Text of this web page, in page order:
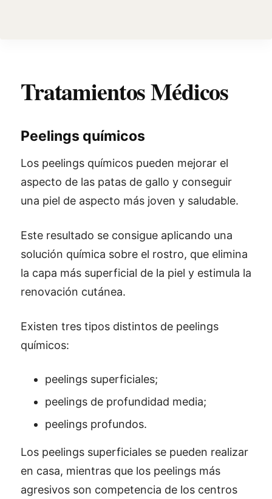
Tratamientos Médicos
Peelings químicos
Los peelings químicos pueden mejorar el
aspecto de las patas de gallo y conseguir
una piel de aspecto más joven y saludable.
Este resultado se consigue aplicando una
solución química sobre el rostro, que elimina
la capa más superficial de la piel y estimula la
renovación cutánea.
Existen tres tipos distintos de peelings
químicos:
peelings superficiales;
peelings de profundidad media;
peelings profundos.
Los peelings superficiales se pueden realizar
en casa, mientras que los peelings más
agresivos son competencia de los centros